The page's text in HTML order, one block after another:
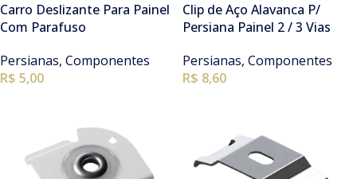
Carro Deslizante Para Painel
Com Parafuso
Persianas, Componentes
R$ 5,00
Clip de Aço Alavanca P/
Persiana Painel 2 / 3 Vias
Persianas, Componentes
R$ 8,60